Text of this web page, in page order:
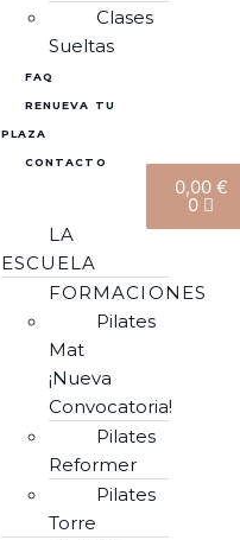
Clases
Sueltas
FAQ
RENUEVA TU
PLAZA
CONTACTO
LA
ESCUELA
FORMACIONES
Pilates
Mat
¡Nueva
Convocatoria!
Pilates
Reformer
Pilates
Torre
0,00 €
0